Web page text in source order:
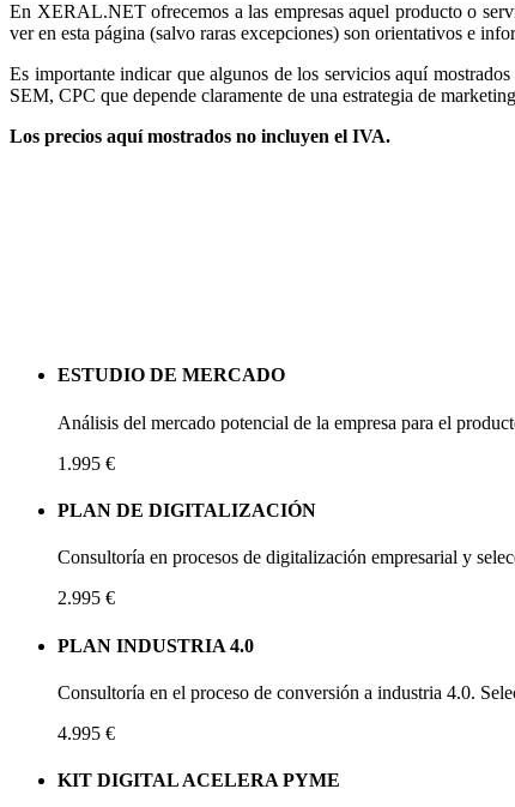
En XERAL.NET ofrecemos a las empresas aquel producto o
ver en esta página (salvo raras excepciones) son orientativos e
Es importante indicar que algunos de los servicios aquí
SEM, CPC que depende claramente de una estrategia de
Los precios aquí mostrados no incluyen el IVA.
ESTUDIO DE MERCADO
Análisis del mercado potencial de la empresa para el
1.995 €
PLAN DE DIGITALIZACIÓN
Consultoría en procesos de digitalización empresarial y
2.995 €
PLAN INDUSTRIA 4.0
Consultoría en el proceso de conversión a industria 4.0.
4.995 €
KIT DIGITAL ACELERA PYME